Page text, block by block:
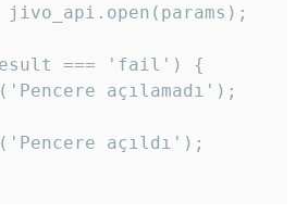
=== 'fail') {
açılamadı');
açıldı');